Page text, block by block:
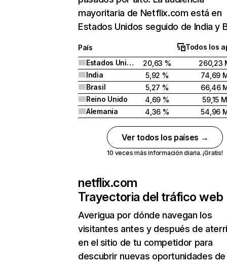
mayoritaria de Netflix.com está en
Estados Unidos seguido de India y
País
Todos los
Estados Unidos
20,63 %
260,23
India
5,92 %
74,69
Brasil
5,27 %
66,46
Reino Unido
4,69 %
59,15 M
Alemania
4,36 % 54,96
Ver todos los países →
10 veces más información diaria. ¡Gratis!
netflix.com
Trayectoria del tráfico web
Averigua por dónde navegan los
visitantes antes y después de
en el sitio de tu competidor para
descubrir nuevas oportunidades de